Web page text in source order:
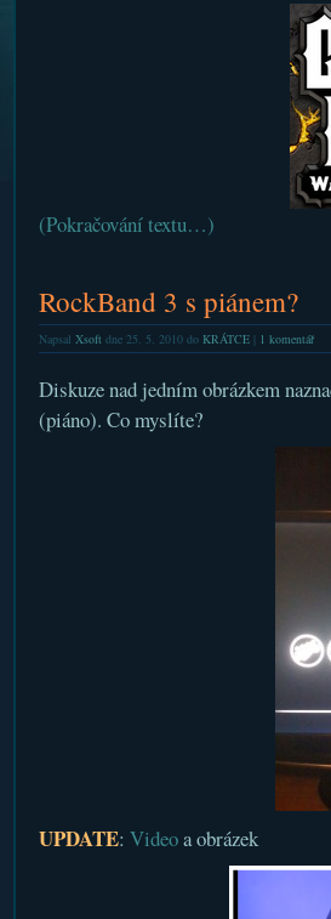
(Pokračování textu…)
RockBand 3 s piánem?
Napsal Xsoftdne 25. 5. 2010 do KRÁTCE| 1 komentář
Diskuze nad jedním obrázkem
(piáno). Co myslíte?
UPDATE: Videoa obrázek